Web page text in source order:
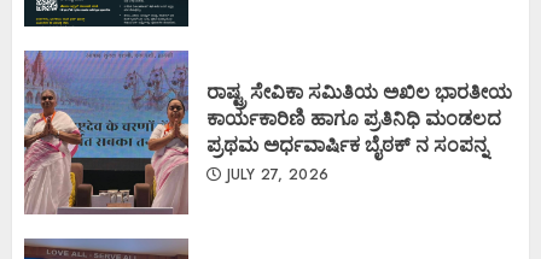
ರಾಷ್ಟ್ರ ಸೇವಿಕಾ ಸಮಿತಿಯ ಅಖಿಲ ಭಾರತೀಯ
ಕಾರ್ಯಕಾರಿಣಿ ಹಾಗೂ ಪ್ರತಿನಿಧಿ ಮಂಡಲದ
ಪ್ರಥಮ ಅರ್ಧವಾರ್ಷಿಕ ಬೈಠಕ್ ನ ಸಂಪನ್ನ
JULY 27, 2026